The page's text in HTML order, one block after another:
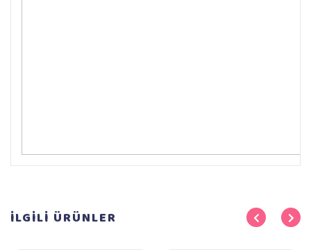
İLGİLİ ÜRÜNLER